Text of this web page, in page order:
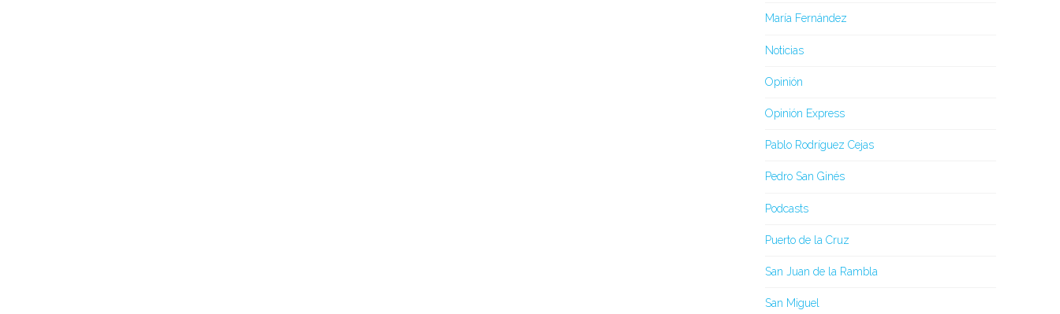
María Fernández
Noticias
Opinión
Opinión Express
Pablo Rodríguez Cejas
Pedro San Ginés
Podcasts
Puerto de la Cruz
San Juan de la Rambla
San Miguel